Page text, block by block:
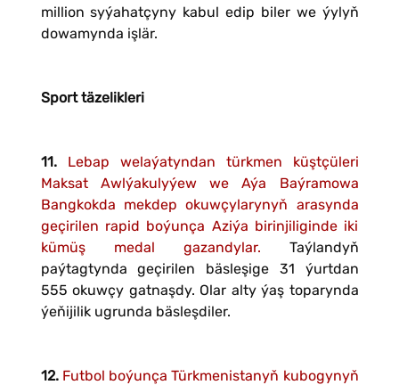
million syýahatçyny kabul edip biler we ýylyň
dowamynda işlär.
Sport täzelikleri
11.
Lebap welaýatyndan türkmen küştçüleri
Maksat Awlýakulyýew we Aýa Baýramowa
Bangkokda mekdep okuwçylarynyň arasynda
geçirilen rapid boýunça Aziýa birinjiliginde iki
kümüş medal gazandylar. Taýlandyň
paýtagtynda geçirilen bäsleşige 31 ýurtdan
555 okuwçy gatnaşdy. Olar alty ýaş toparynda
ýeňijilik ugrunda bäsleşdiler.
12. Futbol boýunça Türkmenistanyň kubogynyň